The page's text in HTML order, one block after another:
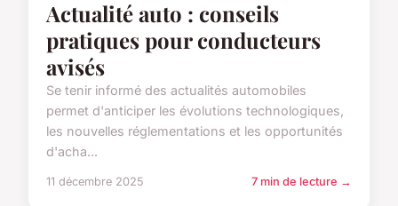
Actualité auto : conseils
pratiques pour conducteurs
avisés
Se tenir informé des actualités automobiles
permet d'anticiper les évolutions technologiques,
les nouvelles réglementations et les opportunités
d'acha...
11 décembre 2025 7 min de lecture →